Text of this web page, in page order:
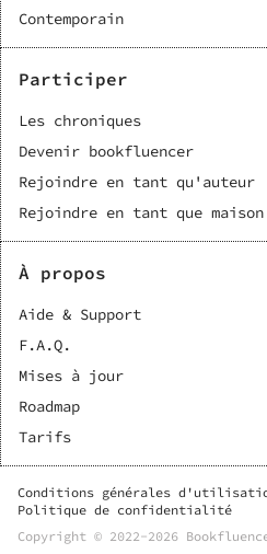
Contemporain
Participer
Les chroniques
Devenir bookfluencer
Rejoindre en tant qu'auteur
Rejoindre en tant que
À propos
Aide & Support
F.A.Q.
Mises à jour
Roadmap
Tarifs
Conditions générales
Politique de confidentialité
Copyright © 2022-2026